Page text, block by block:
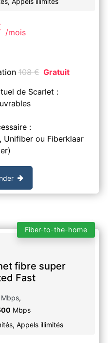
/mois
108€ Gratuit
de Scarlet :
:
Unifiber ou Fiberklaar
Fiber-to-the-home
fibre super
Fast
Mbps,
Mbps
, Appels illimités